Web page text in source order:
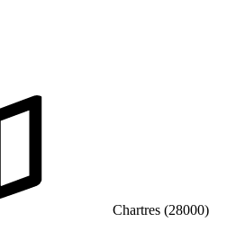
Chartres (28000)